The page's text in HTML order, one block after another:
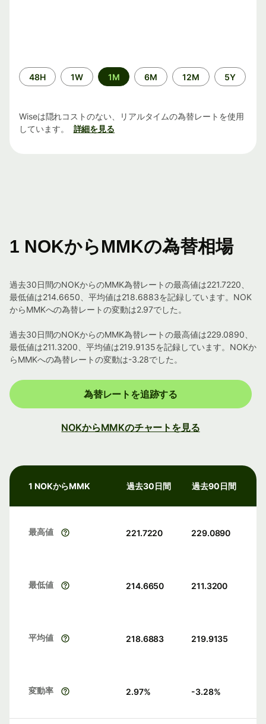
期
間
48H 1W 1M 6M 12M 5Y
Wiseは隠れコストのない、リアルタイムの為替レートを使用
しています。
詳細を見る
1 NOKからMMKの為替相場
過去30日間のNOKからのMMK為替レートの最高値は221.7220、
最低値は214.6650、平均値は218.6883を記録しています。NOK
からMMKへの為替レートの変動は2.97でした。
過去30日間のNOKからのMMK為替レートの最高値は229.0890、
最低値は211.3200、平均値は219.9135を記録しています。NOKか
らMMKへの為替レートの変動は-3.28でした。
為替レートを追跡する
NOKからMMKのチャートを見る
1 NOKからMMK 過去30日間 過去90日間
最高値 221.7220 229.0890
最低値 214.6650 211.3200
平均値 218.6883 219.9135
変動率 2.97% -3.28%